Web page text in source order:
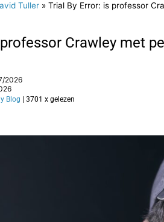
Tuller » Trial By Error: is professor
Crawley met
2026
Blog | 3701 x gelezen